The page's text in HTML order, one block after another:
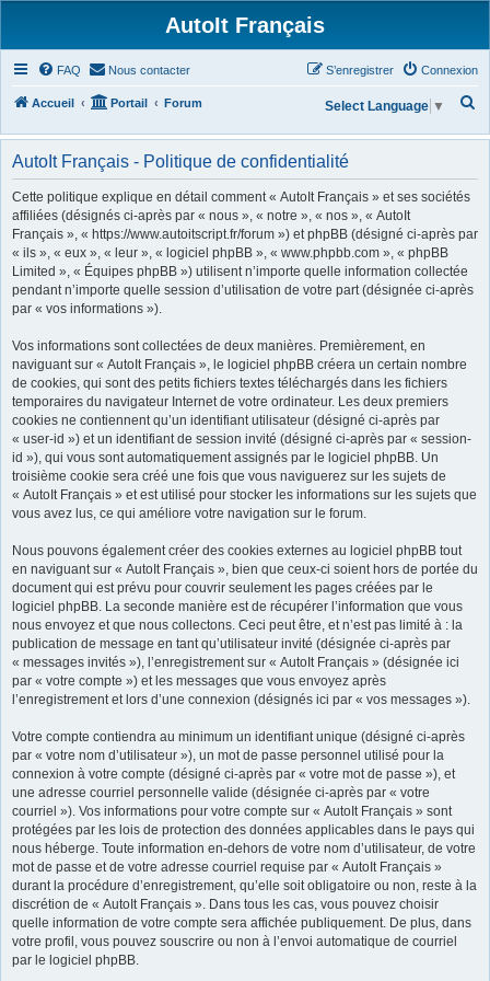
AutoIt Français
FAQ Nous contacter Connexion
S’enregistrer
Accueil Portail Forum
h
r
Select Language ▼
AutoIt Français - Politique de confidentialité
Cette politique explique en détail comment « AutoIt Français » et ses sociétés
affiliées (désignés ci-après par « nous », « notre », « nos », « AutoIt
Français », « https://www.autoitscript.fr/forum ») et phpBB (désigné ci-après par
« ils », « eux », « leur », « logiciel phpBB », « www.phpbb.com », « phpBB
Limited », « Équipes phpBB ») utilisent n’importe quelle information collectée
pendant n’importe quelle session d’utilisation de votre part (désignée ci-après
par « vos informations »).
Vos informations sont collectées de deux manières. Premièrement, en
naviguant sur « AutoIt Français », le logiciel phpBB créera un certain nombre
de cookies, qui sont des petits fichiers textes téléchargés dans les fichiers
temporaires du navigateur Internet de votre ordinateur. Les deux premiers
cookies ne contiennent qu’un identifiant utilisateur (désigné ci-après par
« user-id ») et un identifiant de session invité (désigné ci-après par « session-
id »), qui vous sont automatiquement assignés par le logiciel phpBB. Un
troisième cookie sera créé une fois que vous naviguerez sur les sujets de
« AutoIt Français » et est utilisé pour stocker les informations sur les sujets que
vous avez lus, ce qui améliore votre navigation sur le forum.
Nous pouvons également créer des cookies externes au logiciel phpBB tout
en naviguant sur « AutoIt Français », bien que ceux-ci soient hors de portée du
document qui est prévu pour couvrir seulement les pages créées par le
logiciel phpBB. La seconde manière est de récupérer l’information que vous
nous envoyez et que nous collectons. Ceci peut être, et n’est pas limité à : la
publication de message en tant qu’utilisateur invité (désignée ci-après par
« messages invités »), l’enregistrement sur « AutoIt Français » (désignée ici
par « votre compte ») et les messages que vous envoyez après
l’enregistrement et lors d’une connexion (désignés ici par « vos messages »).
Votre compte contiendra au minimum un identifiant unique (désigné ci-après
par « votre nom d’utilisateur »), un mot de passe personnel utilisé pour la
connexion à votre compte (désigné ci-après par « votre mot de passe »), et
une adresse courriel personnelle valide (désignée ci-après par « votre
courriel »). Vos informations pour votre compte sur « AutoIt Français » sont
protégées par les lois de protection des données applicables dans le pays qui
nous héberge. Toute information en-dehors de votre nom d’utilisateur, de votre
mot de passe et de votre adresse courriel requise par « AutoIt Français »
durant la procédure d’enregistrement, qu’elle soit obligatoire ou non, reste à la
discrétion de « AutoIt Français ». Dans tous les cas, vous pouvez choisir
quelle information de votre compte sera affichée publiquement. De plus, dans
votre profil, vous pouvez souscrire ou non à l’envoi automatique de courriel
par le logiciel phpBB.